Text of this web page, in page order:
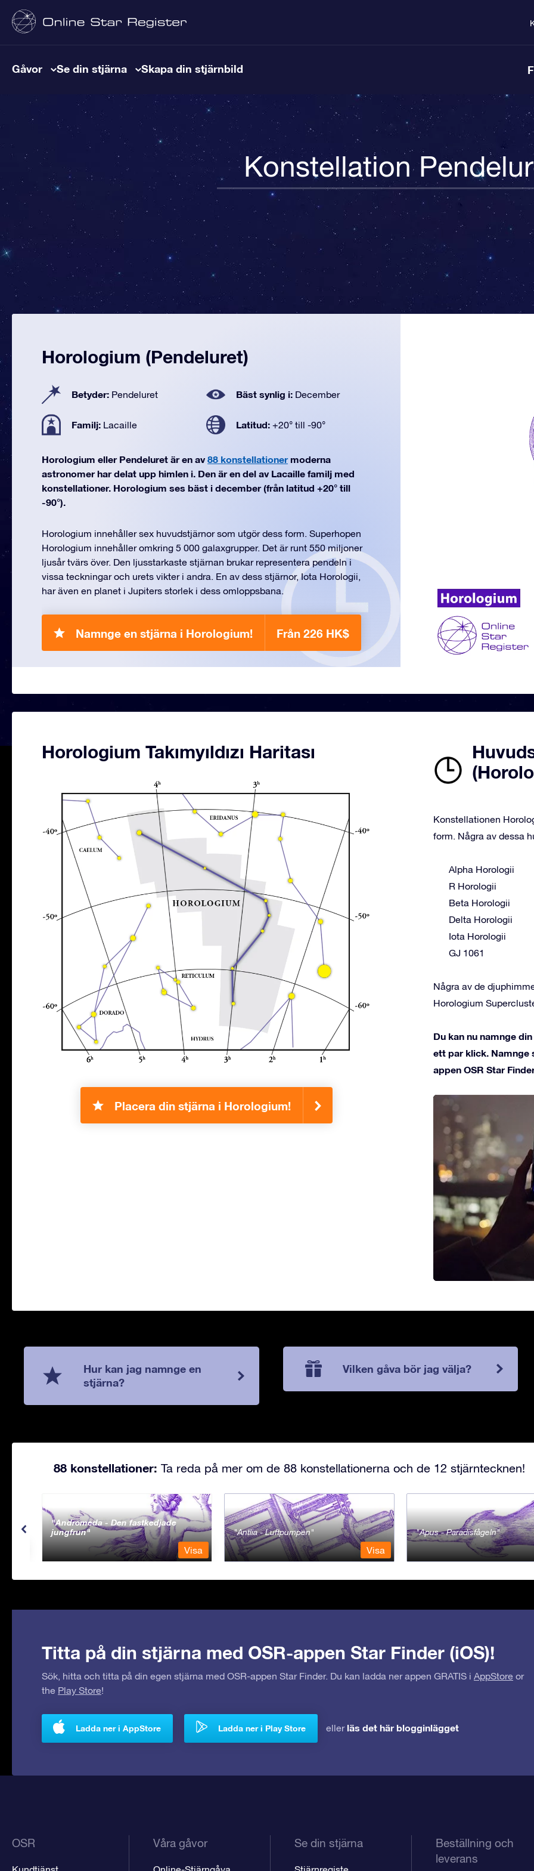
Gåvor Se din stjärna Skapa din stjärnbild
Konstellation
Horologium (Pendeluret)
Betyder: Pendeluret Bäst synlig i: December
Familj: Lacaille Latitud: +20° till -90°
Horologium eller Pendeluret är en av 88 konstellationermoderna
astronomer har delat upp himlen i. Den är en del av Lacaille familj med
konstellationer. Horologium ses bäst i december (från latitud +20° till
-90°).
Horologium innehåller sex huvudstjärnor som utgör dess form. Superhopen
Horologium innehåller omkring 5 000 galaxgrupper. Det är runt 550 miljoner
ljusår tvärs över. Den ljusstarkaste stjärnan brukar representera pendeln i
vissa teckningar och urets vikter i andra. En av dess stjärnor, Iota Horologii,
har även en planet i Jupiters storlek i dess omloppsbana.
Namnge en stjärna i Horologium! Från 226 HK$
Horologium Takımyıldızı Haritası
Placera din stjärna i Horologium!
Konstellationen
form. Några av dessa
Alpha Horologii
R Horologii
Beta Horologii
Delta Horologii
Iota Horologii
GJ 1061
Några av de
Horologium
Du kan nu namnge
ett par klick. Namnge
appen OSR Star
Hur kan jag namnge en
stjärna?
Vilken gåva bör jag välja?
88 konstellationer: Ta reda på mer om de 88 konstellationerna och de 12 stjärntecknen!
Andromeda - Den fastkedjade
jungfrun
Visa
Antlia - Luftpumpen
Visa
Apus - Paradisfågeln
Titta på din stjärna med OSR-appen Star Finder (iOS)!
Sök, hitta och titta på din egen stjärna med OSR-appen Star Finder. Du kan ladda ner appen GRATIS i AppStore or
the Play Store!
Ladda ner i AppStore Ladda ner i Play Store eller läs det här blogginlägget
OSR Våra gåvor Se din stjärna
Beställning och
leverans